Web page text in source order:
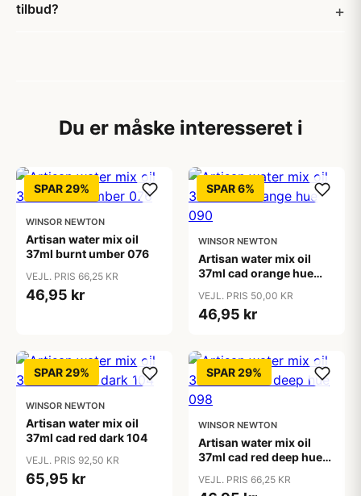
tilbud?
Du er måske interesseret i
SPAR 29%
WINSOR NEWTON
Artisan water mix oil
37ml burnt umber 076
VEJL. PRIS 66,25 KR
46,95 kr
SPAR 6%
WINSOR NEWTON
Artisan water mix oil
37ml cad orange hue
VEJL. PRIS 50,00 KR
46,95 kr
SPAR 29%
WINSOR NEWTON
Artisan water mix oil
37ml cad red dark 104
VEJL. PRIS 92,50 KR
65,95 kr
SPAR 29%
WINSOR NEWTON
Artisan water mix oil
37ml cad red deep hue
VEJL. PRIS 66,25 KR